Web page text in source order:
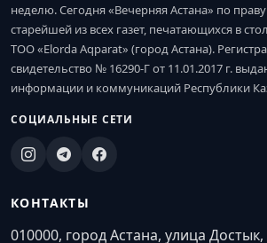
неделю. Сегодня «Вечерняя Астана» по
старейшей из всех газет, печатающихся в
ТОО «Elorda Aqparat» (город Астана).
свидетельство № 16290-Г от 11.01.2017 г.
информации и коммуникаций Республики
СОЦИАЛЬНЫЕ СЕТИ
КОНТАКТЫ
010000, город Астана, улица